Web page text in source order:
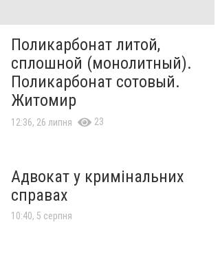
Поликарбонат литой,
сплошной (монолитный).
Поликарбонат сотовый.
Житомир
12:36, 26 липня 23
Адвокат у кримінальних
справах
10:40, 5 серпня